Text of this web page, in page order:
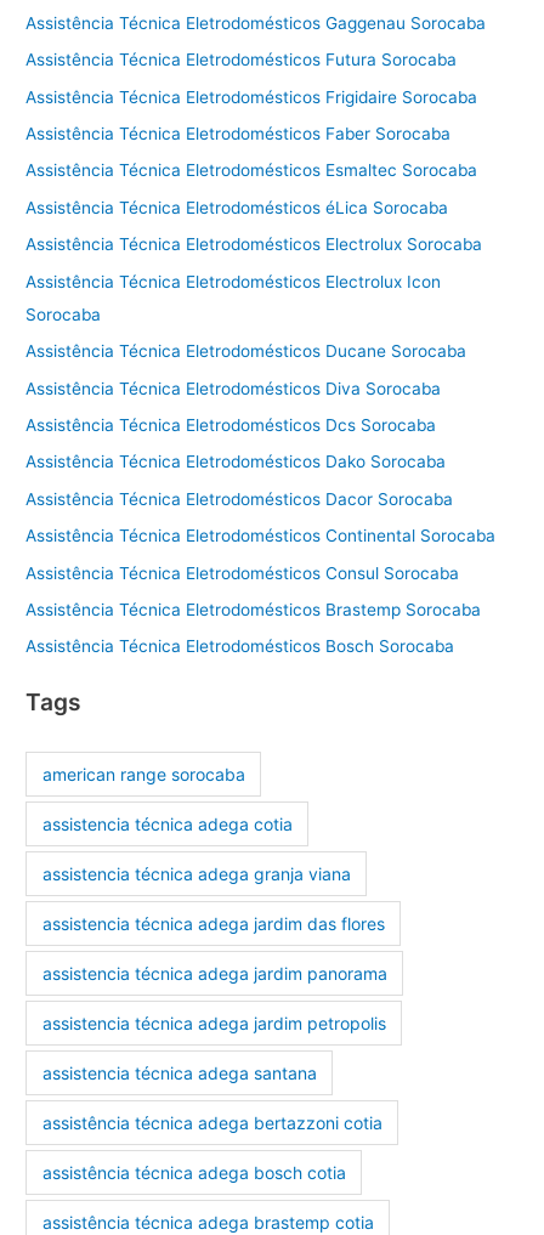
Assistência Técnica Eletrodomésticos Gaggenau Sorocaba
Assistência Técnica Eletrodomésticos Futura Sorocaba
Assistência Técnica Eletrodomésticos Frigidaire Sorocaba
Assistência Técnica Eletrodomésticos Faber Sorocaba
Assistência Técnica Eletrodomésticos Esmaltec Sorocaba
Assistência Técnica Eletrodomésticos éLica Sorocaba
Assistência Técnica Eletrodomésticos Electrolux Sorocaba
Assistência Técnica Eletrodomésticos Electrolux Icon
Sorocaba
Assistência Técnica Eletrodomésticos Ducane Sorocaba
Assistência Técnica Eletrodomésticos Diva Sorocaba
Assistência Técnica Eletrodomésticos Dcs Sorocaba
Assistência Técnica Eletrodomésticos Dako Sorocaba
Assistência Técnica Eletrodomésticos Dacor Sorocaba
Assistência Técnica Eletrodomésticos Continental Sorocaba
Assistência Técnica Eletrodomésticos Consul Sorocaba
Assistência Técnica Eletrodomésticos Brastemp Sorocaba
Assistência Técnica Eletrodomésticos Bosch Sorocaba
Tags
american range sorocaba
assistencia técnica adega cotia
assistencia técnica adega granja viana
assistencia técnica adega jardim das flores
assistencia técnica adega jardim panorama
assistencia técnica adega jardim petropolis
assistencia técnica adega santana
assistência técnica adega bertazzoni cotia
assistência técnica adega bosch cotia
assistência técnica adega brastemp cotia